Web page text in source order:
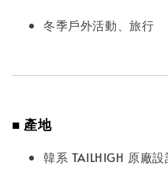
冬季戶外活動、旅行
■ 產地
韓系 TAILHIGH 原廠